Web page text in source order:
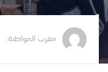
مغرب المواطنة: